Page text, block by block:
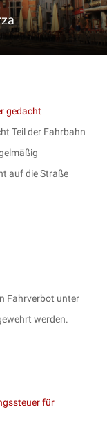
gedacht
Teil der Fahrbahn
auf die Straße
Fahrverbot unter
werden.
für